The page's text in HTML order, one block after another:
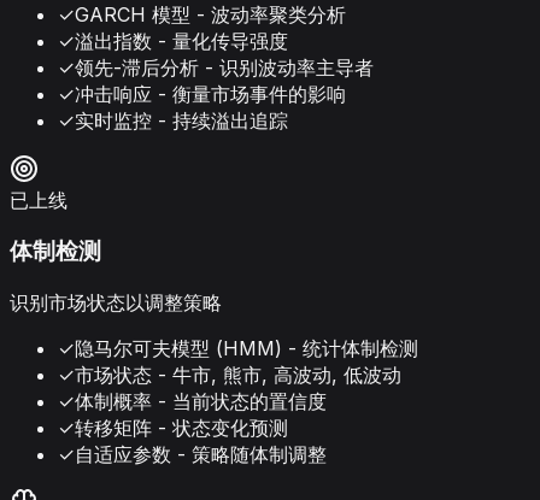
✓GARCH 模型 - 波动率聚类分析
✓溢出指数 - 量化传导强度
✓领先-滞后分析 - 识别波动率主导者
✓冲击响应 - 衡量市场事件的影响
✓实时监控 - 持续溢出追踪
已上线
体制检测
识别市场状态以调整策略
✓隐马尔可夫模型 (HMM) - 统计体制检测
✓市场状态 - 牛市, 熊市, 高波动, 低波动
✓体制概率 - 当前状态的置信度
✓转移矩阵 - 状态变化预测
✓自适应参数 - 策略随体制调整